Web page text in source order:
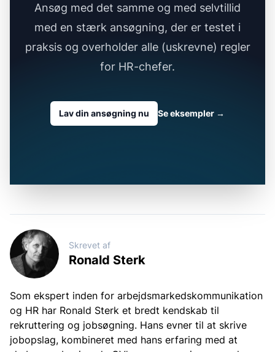
Ansøg med det samme og med selvtillid
med en stærk ansøgning, der er testet i
praksis og overholder alle (uskrevne) regler
for HR-chefer.
Lav din ansøgning nu Se eksempler →
Skrevet af
Ronald Sterk
Som ekspert inden for arbejdsmarkedskommunikation
og HR har Ronald Sterk et bredt kendskab til
rekruttering og jobsøgning. Hans evner til at skrive
jobopslag, kombineret med hans erfaring med at